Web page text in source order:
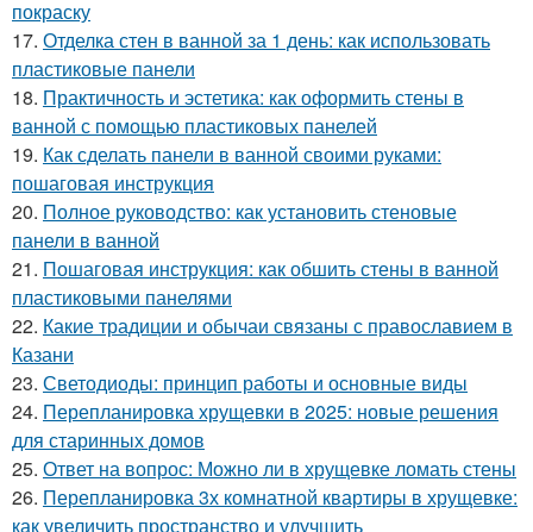
покраску
17. Отделка стен в ванной за 1 день: как использовать
пластиковые панели
18. Практичность и эстетика: как оформить стены в
ванной с помощью пластиковых панелей
19. Как сделать панели в ванной своими руками:
пошаговая инструкция
20. Полное руководство: как установить стеновые
панели в ванной
21. Пошаговая инструкция: как обшить стены в ванной
пластиковыми панелями
22. Какие традиции и обычаи связаны с православием в
Казани
23. Светодиоды: принцип работы и основные виды
24. Перепланировка хрущевки в 2025: новые решения
для старинных домов
25. Ответ на вопрос: Можно ли в хрущевке ломать стены
26. Перепланировка 3х комнатной квартиры в хрущевке:
как увеличить пространство и улучшить